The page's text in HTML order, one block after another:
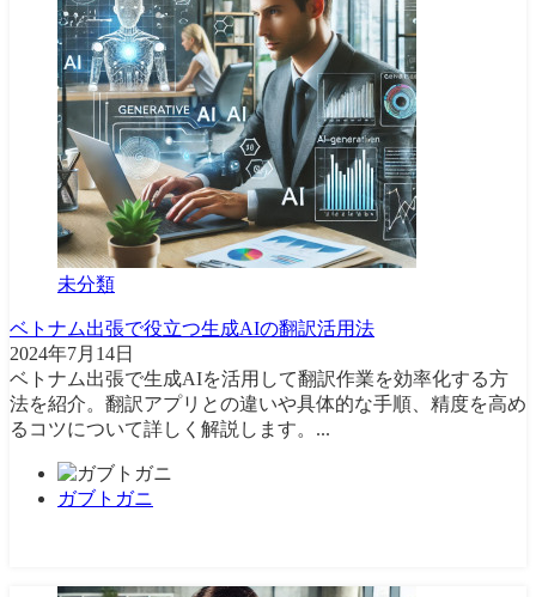
未分類
ベトナム出張で役立つ生成AIの翻訳活用法
2024年7月14日
ベトナム出張で生成AIを活用して翻訳作業を効率化する方
法を紹介。翻訳アプリとの違いや具体的な手順、精度を高め
るコツについて詳しく解説します。...
ガブトガニ